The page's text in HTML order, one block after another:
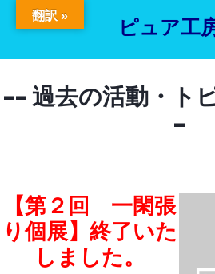
ピュア工
-- 過去の活動・ト
-
【第２回 一閑張
り個展】終了いた
しました。
翻訳 »